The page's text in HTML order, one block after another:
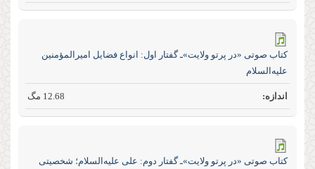
كتاب صوتی «در پرتو ولایت»ـ گفتار اول: انواع فضایل امیرالمؤمنین
علیه‌السلام
12.68 مگ
كتاب صوتی «در پرتو ولایت»ـ گفتار دوم: علی‌ علیه‌السلام؛ شخصیتی